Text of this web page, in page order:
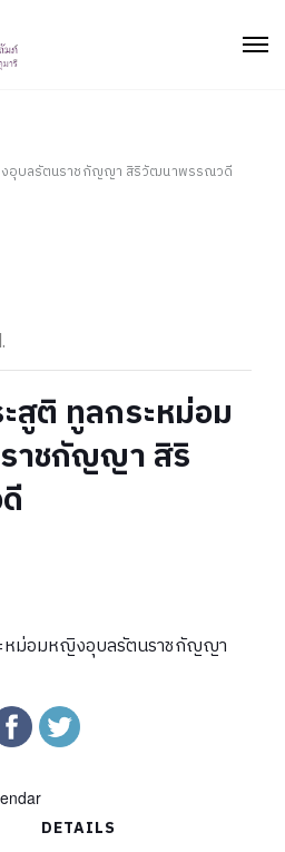
งอุบลรัตนราชกัญญา สิริวัฒนาพรรณวดี
สูติ ทูลกระหม่อม
าชกัญญา สิริ
หม่อมหญิงอุบลรัตนราชกัญญา
DETAILS